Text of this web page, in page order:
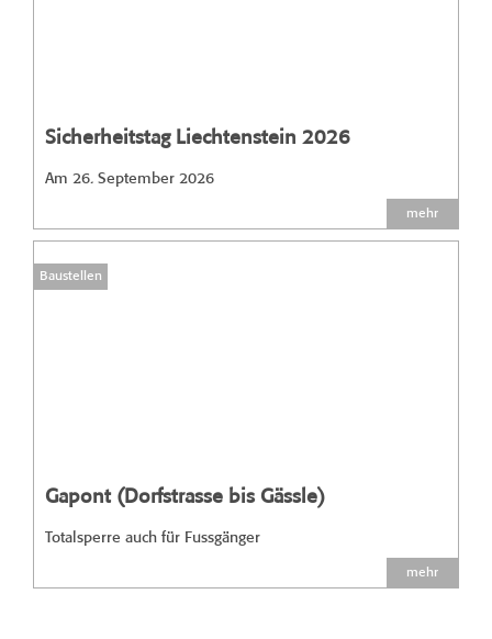
Sicherheitstag Liechtenstein 2026
Am 26. September 2026
mehr
Baustellen
Gapont (Dorfstrasse bis Gässle)
Totalsperre auch für Fussgänger
mehr